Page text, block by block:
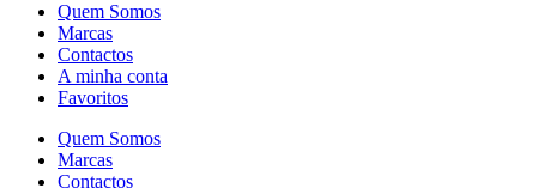
Quem Somos
Marcas
Contactos
A minha conta
Favoritos
Quem Somos
Marcas
Contactos